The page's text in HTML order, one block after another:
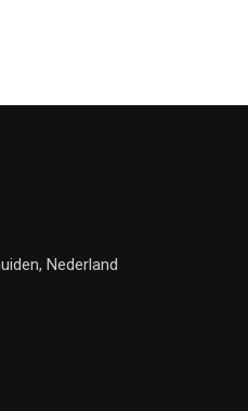
Nederland